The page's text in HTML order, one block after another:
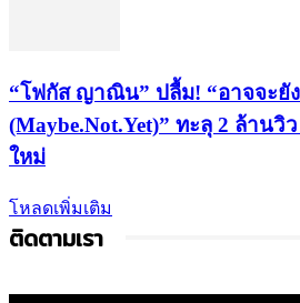
“โฟกัส ญาณิน” ปลื้ม! “อาจจะยั
(Maybe.Not.Yet)” ทะลุ 2 ล้านวิ
ใหม่
โหลดเพิ่มเติม
ติดตามเรา